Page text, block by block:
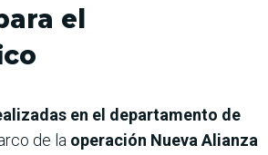
el
en el departamento de
de la operación Nueva Alianza